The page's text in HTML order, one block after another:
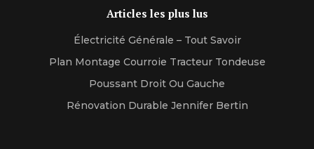
Articles les plus lus
Électricité Générale – Tout Savoir
Plan Montage Courroie Tracteur Tondeuse
Poussant Droit Ou Gauche
Rénovation Durable Jennifer Bertin